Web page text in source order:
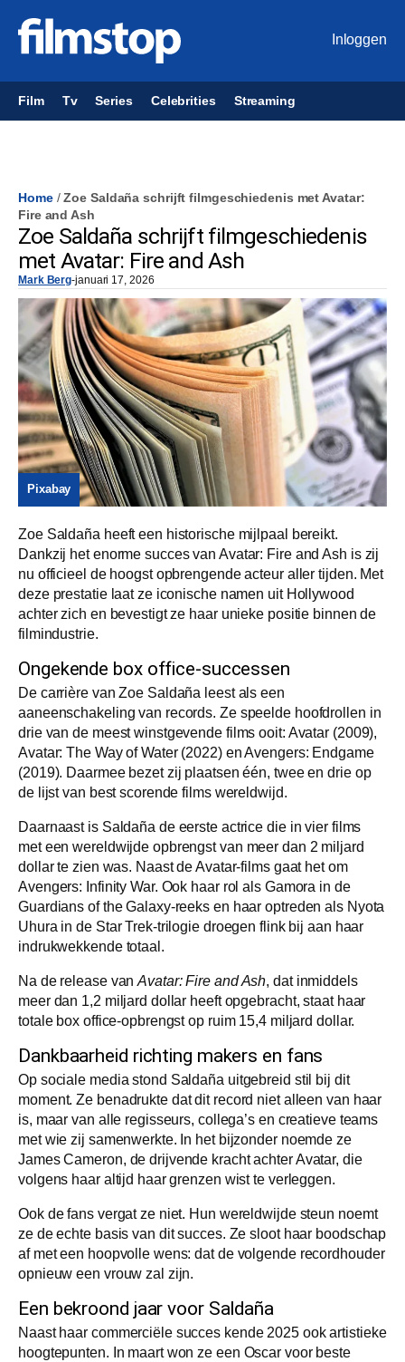
Inloggen
Film Tv Series Celebrities Streaming
Home/Zoe Saldaña schrijft filmgeschiedenis met Avatar:
Fire and Ash
Zoe Saldaña schrijft filmgeschiedenis
met Avatar: Fire and Ash
Mark Berg-januari 17, 2026
Pixabay
Zoe Saldaña heeft een historische mijlpaal bereikt.
Dankzij het enorme succes van Avatar: Fire and Ash is zij
nu officieel de hoogst opbrengende acteur aller tijden. Met
deze prestatie laat ze iconische namen uit Hollywood
achter zich en bevestigt ze haar unieke positie binnen de
filmindustrie.
Ongekende box office-successen
De carrière van Zoe Saldaña leest als een
aaneenschakeling van records. Ze speelde hoofdrollen in
drie van de meest winstgevende films ooit: Avatar (2009),
Avatar: The Way of Water (2022) en Avengers: Endgame
(2019). Daarmee bezet zij plaatsen één, twee en drie op
de lijst van best scorende films wereldwijd.
Daarnaast is Saldaña de eerste actrice die in vier films
met een wereldwijde opbrengst van meer dan 2 miljard
dollar te zien was. Naast de Avatar-films gaat het om
Avengers: Infinity War. Ook haar rol als Gamora in de
Guardians of the Galaxy-reeks en haar optreden als Nyota
Uhura in de Star Trek-trilogie droegen flink bij aan haar
indrukwekkende totaal.
Na de release vanAvatar: Fire and Ash, dat inmiddels
meer dan 1,2 miljard dollar heeft opgebracht, staat haar
totale box office-opbrengst op ruim 15,4 miljard dollar.
Dankbaarheid richting makers en fans
Op sociale media stond Saldaña uitgebreid stil bij dit
moment. Ze benadrukte dat dit record niet alleen van haar
is, maar van alle regisseurs, collega’s en creatieve teams
met wie zij samenwerkte. In het bijzonder noemde ze
James Cameron, de drijvende kracht achter Avatar, die
volgens haar altijd haar grenzen wist te verleggen.
Ook de fans vergat ze niet. Hun wereldwijde steun noemt
ze de echte basis van dit succes. Ze sloot haar boodschap
af met een hoopvolle wens: dat de volgende recordhouder
opnieuw een vrouw zal zijn.
Een bekroond jaar voor Saldaña
Naast haar commerciële succes kende 2025 ook artistieke
hoogtepunten. In maart won ze een Oscar voor beste